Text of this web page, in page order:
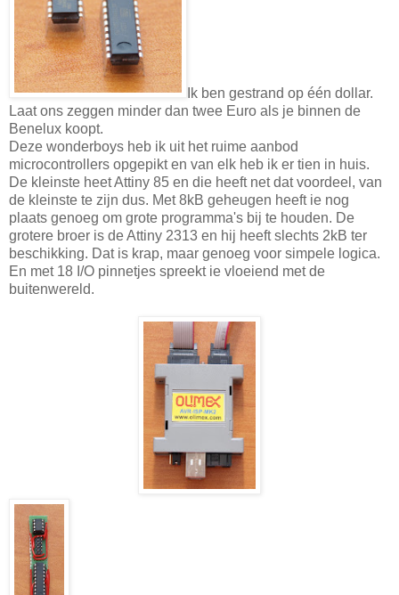
Ik ben gestrand op één dollar.
Laat ons zeggen minder dan twee Euro als je binnen de
Benelux koopt.
Deze wonderboys heb ik uit het ruime aanbod
microcontrollers opgepikt en van elk heb ik er tien in huis.
De kleinste heet Attiny 85 en die heeft net dat voordeel, van
de kleinste te zijn dus. Met 8kB geheugen heeft ie nog
plaats genoeg om grote programma's bij te houden. De
grotere broer is de Attiny 2313 en hij heeft slechts 2kB ter
beschikking. Dat is krap, maar genoeg voor simpele logica.
En met 18 I/O pinnetjes spreekt ie vloeiend met de
buitenwereld.